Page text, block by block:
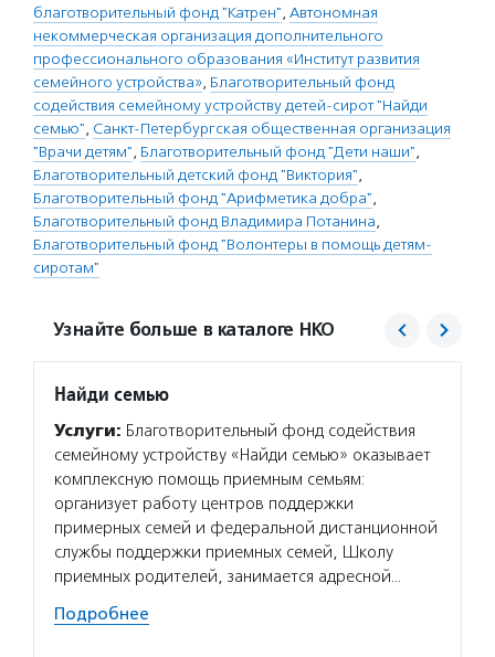
благотворительный фонд "Катрен", Автономная
некоммерческая организация дополнительного
профессионального образования «Институт развития
семейного устройства», Благотворительный фонд
содействия семейному устройству детей-сирот "Найди
семью", Санкт-Петербургская общественная организация
"Врачи детям", Благотворительный фонд "Дети наши",
Благотворительный детский фонд "Виктория",
Благотворительный фонд "Арифметика добра",
Благотворительный фонд Владимира Потанина,
Благотворительный фонд "Волонтеры в помощь детям-
сиротам"
Узнайте больше в каталоге НКО
Найди семью
Услуги: Благотворительный фонд содействия
семейному устройству «Найди семью» оказывает
комплексную помощь приемным семьям:
организует работу центров поддержки
примерных семей и федеральной дистанционной
службы поддержки приемных семей, Школу
приемных родителей, занимается адресной…
Подробнее